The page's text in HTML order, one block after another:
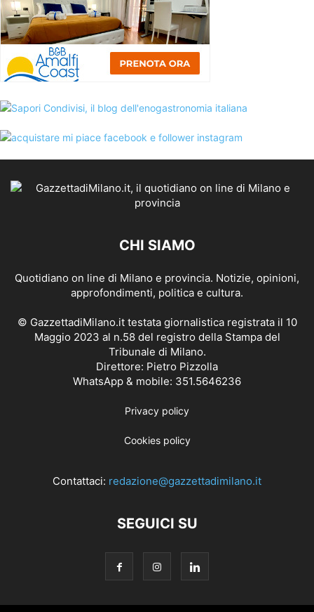
CHI SIAMO
Quotidiano on line di Milano e provincia. Notizie, opinioni,
approfondimenti, politica e cultura.
© GazzettadiMilano.it testata giornalistica registrata il 10
Maggio 2023 al n.58 del registro della Stampa del
Tribunale di Milano.
Direttore: Pietro Pizzolla
WhatsApp & mobile: 351.5646236
Privacy policy
Cookies policy
Contattaci: redazione@gazzettadimilano.it
SEGUICI SU